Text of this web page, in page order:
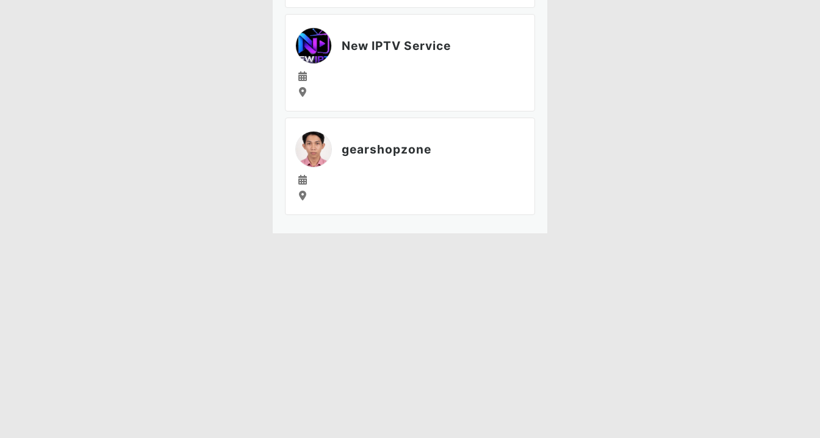
New IPTV Service
gearshopzone